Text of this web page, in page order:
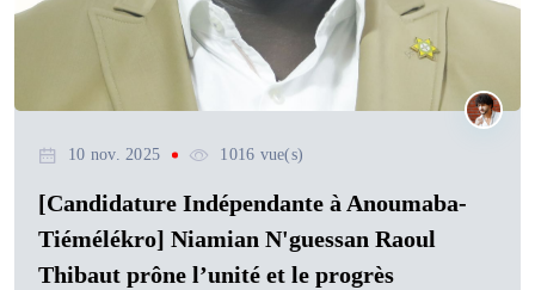
10 nov. 2025 1016 vue(s)
[Candidature Indépendante à Anoumaba-
Tiémélékro] Niamian N'guessan Raoul
Thibaut prône l’unité et le progrès